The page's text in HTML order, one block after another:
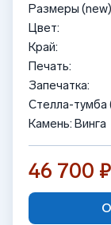
Размеры
Цвет:
Край:
Печать:
Запечатка:
Стелла-тумба
Камень: Винга
46 700 ₽